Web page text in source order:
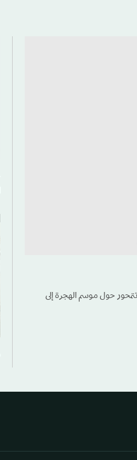
تتمحور حول موسم الهجرة إلى